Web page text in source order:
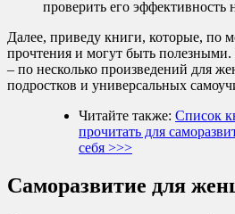
проверить его эффективность
Далее, приведу книги, которые, по
прочтения и могут быть
– по несколько произведений для
подростков и универсальных
Читайте также: Список
прочитать для
себя >>>
Саморазвитие для